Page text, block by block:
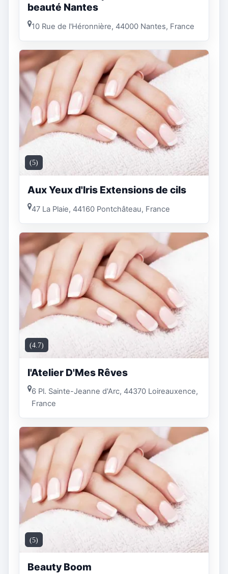
beauté Nantes
10 Rue de l'Héronnière, 44000 Nantes, France
(5)
Aux Yeux d'Iris Extensions de cils
47 La Plaie, 44160 Pontchâteau, France
(4.7)
l'Atelier D'Mes Rêves
6 Pl. Sainte-Jeanne d'Arc, 44370 Loireauxence,
France
(5)
Beauty Boom